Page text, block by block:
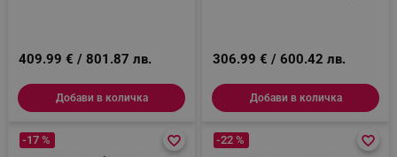
409.99 € / 801.87 лв.
Добави в количка
306.99 € / 600.42 лв.
Добави в количка
-17 % favorite_border
favorite_border -22 % favorite_border
favorite_border